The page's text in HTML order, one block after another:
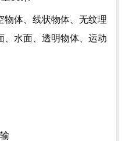
物体、线状物体、无纹理
、水面、透明物体、运动